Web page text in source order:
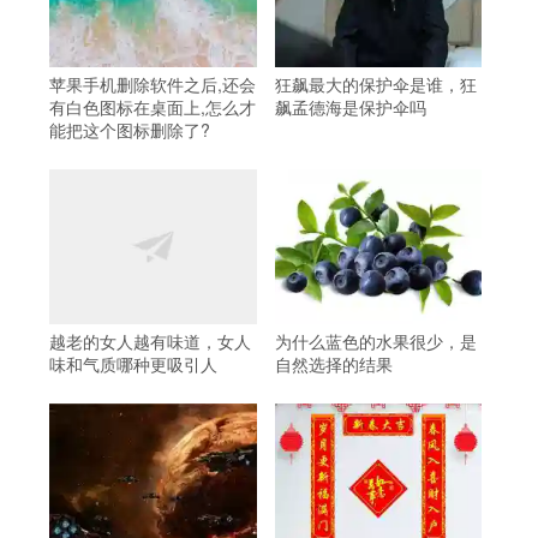
苹果手机删除软件之后,还会
有白色图标在桌面上,怎么才
能把这个图标删除了?
狂飙最大的保护伞是谁，狂
飙孟德海是保护伞吗
越老的女人越有味道，女人
味和气质哪种更吸引人
为什么蓝色的水果很少，是
自然选择的结果